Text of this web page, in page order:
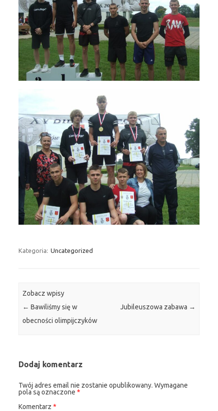
Kategoria: Uncategorized
Zobacz wpisy
← Bawiliśmy się w
obecności olimpijczyków
Jubileuszowa zabawa →
Dodaj komentarz
Twój adres email nie zostanie opublikowany. Wymagane
pola są oznaczone *
Komentarz *